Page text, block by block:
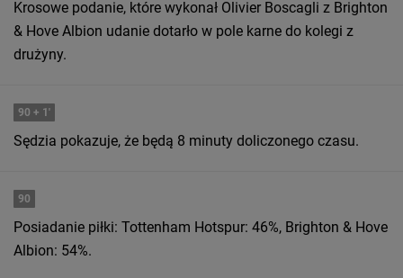
Krosowe podanie, które wykonał Olivier Boscagli z Brighton
& Hove Albion udanie dotarło w pole karne do kolegi z
drużyny.
90 + 1'
Sędzia pokazuje, że będą 8 minuty doliczonego czasu.
90
Posiadanie piłki: Tottenham Hotspur: 46%, Brighton & Hove
Albion: 54%.